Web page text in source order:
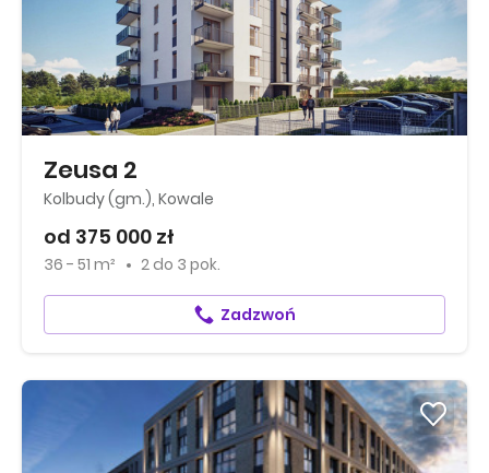
Zeusa 2
Kolbudy (gm.), Kowale
od 375 000 zł
36 - 51 m² 2 do 3 pok.
Zadzwoń